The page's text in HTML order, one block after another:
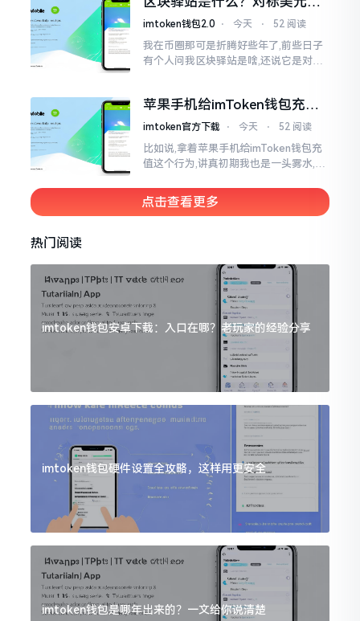
明白
ETH到底咋回事
imtoken钱包2.0 ⋅ 今天 ⋅ 52 阅读
我在币圈那可是折腾好些年了,前些日子
有个人问我区块驿站是啥,还说它是对标
找了些资料
苹果手机给imToken钱包充
值，这几步别搞错
imtoken官方下载 ⋅ 今天 ⋅ 52 阅读
比如说,拿着苹果手机给imToken钱包充
值这个行为,讲真初期我也是一头雾水,搞
制地址便大功告成,然而到了iPhone这儿
点击查看更多
热门阅读
imtoken钱包安卓下载：入口在哪？老玩家的经验分享
imtoken钱包硬件设置全攻略，这样用更安全
imtoken钱包是哪年出来的？一文给你说清楚